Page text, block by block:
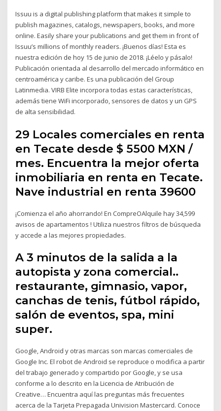
Issuu is a digital publishing platform that makes it simple to
publish magazines, catalogs, newspapers, books, and more
online. Easily share your publications and get them in front of
Issuu’s millions of monthly readers. ¡Buenos días! Esta es
nuestra edición de hoy 15 de junio de 2018. ¡Léelo y pásalo!
Publicación orientada al desarrollo del mercado informático en
centroamérica y caribe. Es una publicación del Group
Latinmedia. VIRB Elite incorpora todas estas características,
además tiene WiFi incorporado, sensores de datos y un GPS
de alta sensibilidad.
29 Locales comerciales en renta
en Tecate desde $ 5500 MXN /
mes. Encuentra la mejor oferta
inmobiliaria en renta en Tecate.
Nave industrial en renta 39600
¡Comienza el año ahorrando! En CompreOAlquile hay 34,599
avisos de apartamentos ! Utiliza nuestros filtros de búsqueda
y accede a las mejores propiedades.
A 3 minutos de la salida a la
autopista y zona comercial..
restaurante, gimnasio, vapor,
canchas de tenis, fútbol rápido,
salón de eventos, spa, mini
super.
Google, Android y otras marcas son marcas comerciales de
Google Inc. El robot de Android se reproduce o modifica a partir
del trabajo generado y compartido por Google, y se usa
conforme a lo descrito en la Licencia de Atribución de
Creative… Encuentra aquí las preguntas más frecuentes
acerca de la Tarjeta Prepagada Univision Mastercard. Conoce